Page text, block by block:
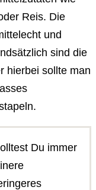
Reis. Die
und
sind die
hierbei sollte man
Du immer